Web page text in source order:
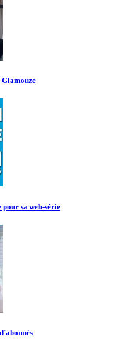
Glamouze
sa web-série